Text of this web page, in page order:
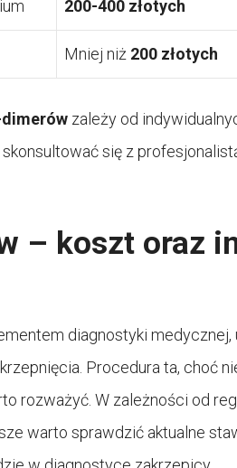
200-400 złotych
Mniej niż 200 złotych
zależy od
się z
– koszt oraz
diagnostyki
Procedura ta, choć
rozważyć. W zależności od
warto sprawdzić aktualne